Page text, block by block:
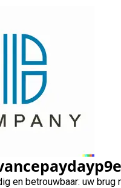
en betrouwbaar: uw